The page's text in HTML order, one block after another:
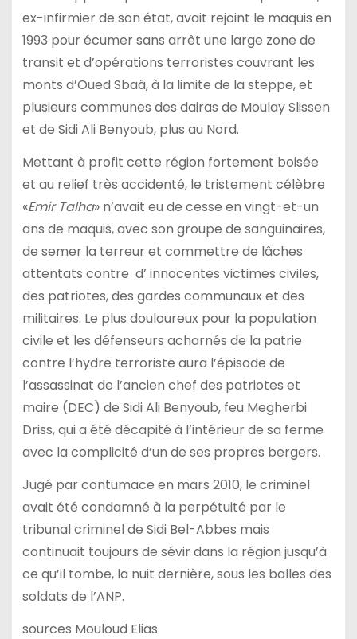
ex-infirmier de son état, avait rejoint le maquis en
1993 pour écumer sans arrêt une large zone de
transit et d’opérations terroristes couvrant les
monts d’Oued Sbaâ, à la limite de la steppe, et
plusieurs communes des dairas de Moulay Slissen
et de Sidi Ali Benyoub, plus au Nord.
Mettant à profit cette région fortement boisée
et au relief très accidenté, le tristement célèbre
«Emir Talha» n’avait eu de cesse en vingt-et-un
ans de maquis, avec son groupe de sanguinaires,
de semer la terreur et commettre de lâches
attentats contre d’ innocentes victimes civiles,
des patriotes, des gardes communaux et des
militaires. Le plus douloureux pour la population
civile et les défenseurs acharnés de la patrie
contre l’hydre terroriste aura l’épisode de
l’assassinat de l’ancien chef des patriotes et
maire (DEC) de Sidi Ali Benyoub, feu Megherbi
Driss, qui a été décapité à l’intérieur de sa ferme
avec la complicité d’un de ses propres bergers.
Jugé par contumace en mars 2010, le criminel
avait été condamné à la perpétuité par le
tribunal criminel de Sidi Bel-Abbes mais
continuait toujours de sévir dans la région jusqu’à
ce qu’il tombe, la nuit dernière, sous les balles des
soldats de l’ANP.
sources Mouloud Elias